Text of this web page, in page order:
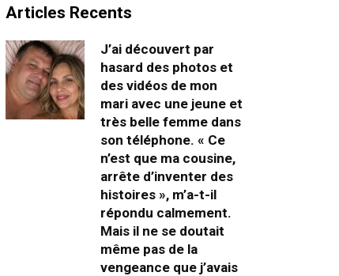
Articles Recents
J’ai découvert par
hasard des photos et
des vidéos de mon
mari avec une jeune et
très belle femme dans
son téléphone. « Ce
n’est que ma cousine,
arrête d’inventer des
histoires », m’a-t-il
répondu calmement.
Mais il ne se doutait
même pas de la
vengeance que j’avais